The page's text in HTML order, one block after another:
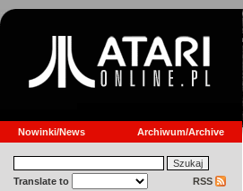
Nowinki/News Archiwum/Archive
Translate to RSS